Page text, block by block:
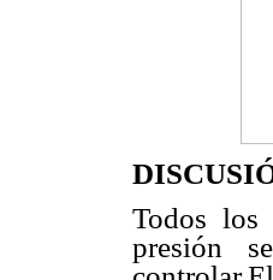
Todos los
presión